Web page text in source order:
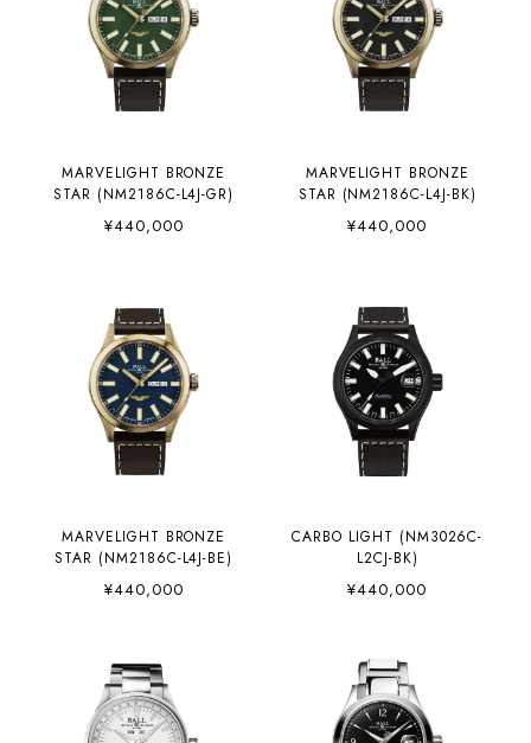
MARVELIGHT BRONZE
STAR (NM2186C-L4J-GR)
¥440,000
MARVELIGHT BRONZE
STAR (NM2186C-L4J-BK)
¥440,000
MARVELIGHT BRONZE
STAR (NM2186C-L4J-BE)
¥440,000
CARBO LIGHT (NM3026C-
L2CJ-BK)
¥440,000